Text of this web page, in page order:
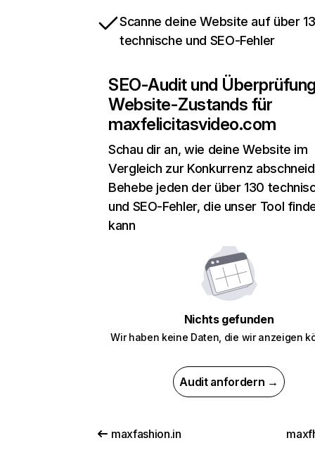
Scanne deine Website auf über
technische und SEO-Fehler
SEO-Audit und
Website-Zustands für
maxfelicitasvideo.com
Schau dir an, wie deine Website im
Vergleich zur Konkurrenz
Behebe jeden der über 130
und SEO-Fehler, die unser Tool
kann
Nichts gefunden
Wir haben keine Daten, die wir anzeigen
Audit anfordern →
maxfashion.in